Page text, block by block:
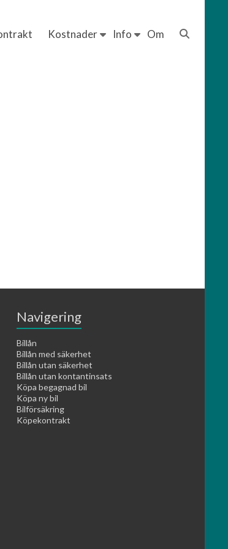
Kostnader Info Om
Navigering
Billån
Billån med säkerhet
Billån utan säkerhet
Billån utan kontantinsats
Köpa begagnad bil
Köpa ny bil
Bilförsäkring
Köpekontrakt